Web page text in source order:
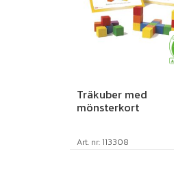
Träkuber med
mönsterkort
Art. nr: 113308